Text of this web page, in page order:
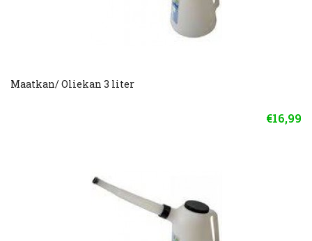
Maatkan/ Oliekan 3 liter
€16,99